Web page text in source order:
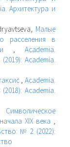
Архитектура и
Малые
расселения в
, Academia.
Academia.
,Academia.
Academia.
Символическое
XIX века ,
№ 2 (2022):